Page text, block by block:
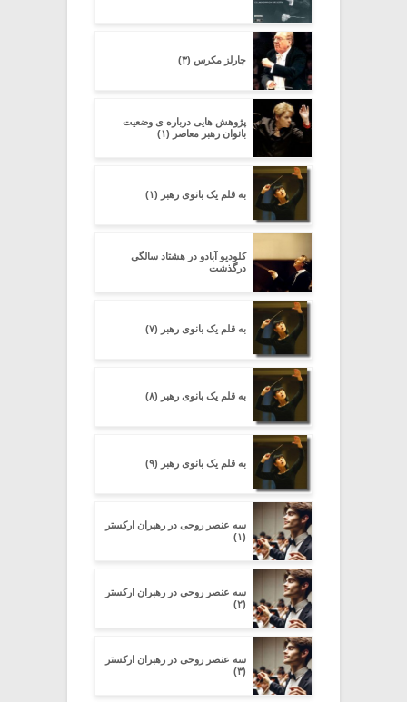
چارلز مکرس (۳)
پژوهش هایی درباره ی وضعیت
بانوان رهبر معاصر (۱)
به قلم یک بانوی رهبر (۱)
کلودیو آبادو در هشتاد سالگی
درگذشت
به قلم یک بانوی رهبر (۷)
به قلم یک بانوی رهبر (۸)
به قلم یک بانوی رهبر (۹)
سه عنصر روحی در رهبران ارکستر
(۱)
سه عنصر روحی در رهبران ارکستر
(۲)
سه عنصر روحی در رهبران ارکستر
(۳)